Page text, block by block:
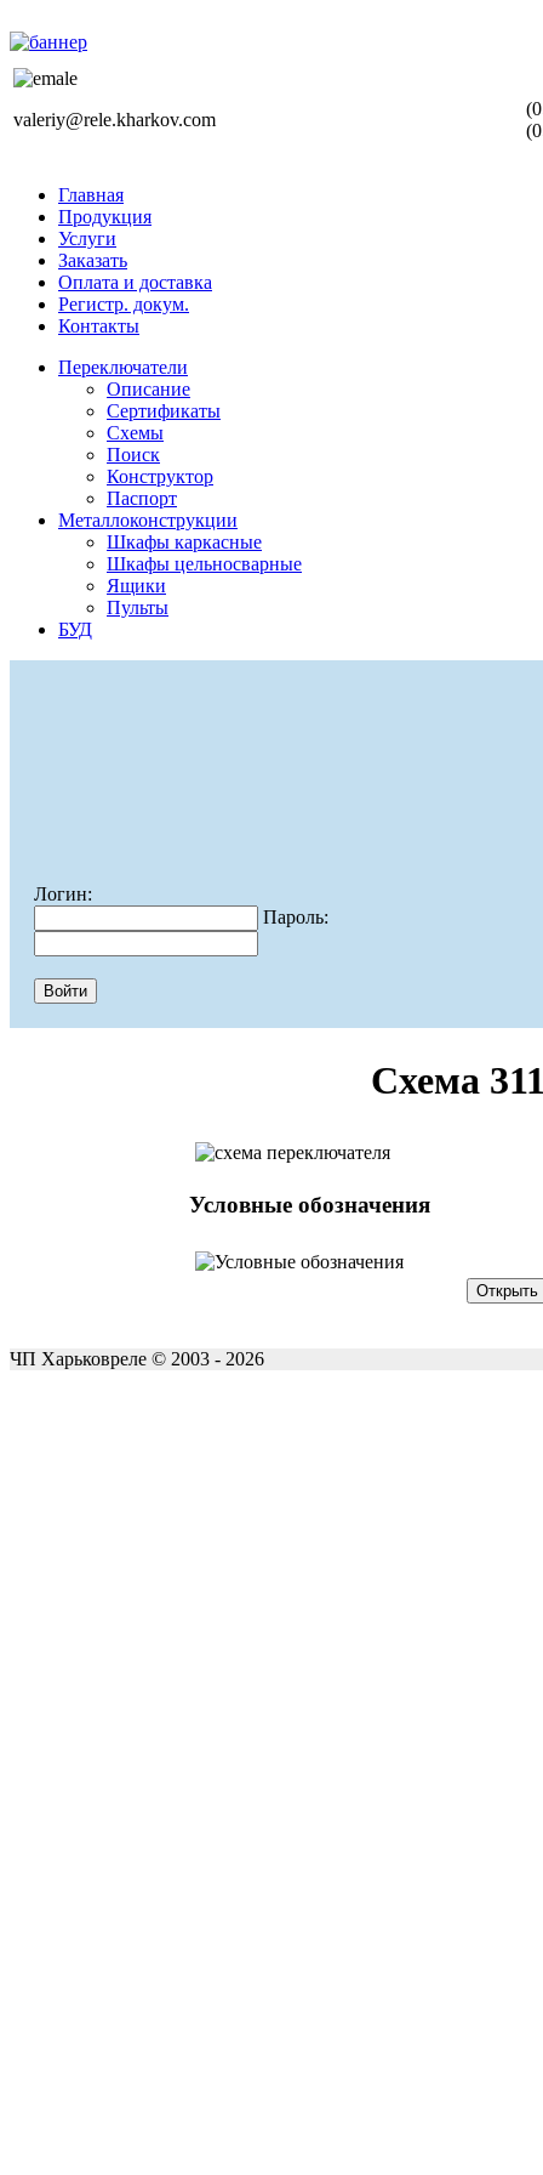
valeriy@rele.kharkov.com
Главная
Продукция
Услуги
Заказать
Оплата и доставка
Регистр. докум.
Контакты
Переключатели
Описание
Сертификаты
Схемы
Поиск
Конструктор
Паспорт
Металлоконструкции
Шкафы каркасные
Шкафы цельносварные
Ящики
Пульты
БУД
Логин:
Пароль:
Схема
Условные обозначения
ЧП Харьковреле © 2003 - 2026